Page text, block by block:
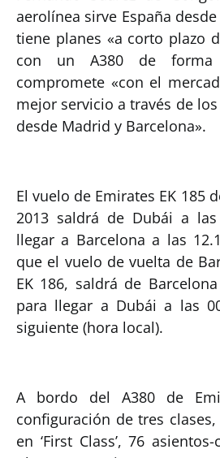
aerolínea sirve España
tiene planes «a corto plazo
con un A380 de forma
compromete «con el
mejor servicio a través de
desde Madrid y Barcelona».
El vuelo de Emirates EK 185
2013 saldrá de Dubái a
llegar a Barcelona a las
que el vuelo de vuelta de
EK 186, saldrá de
para llegar a Dubái a las
siguiente (hora local).
A bordo del A380 de
configuración de tres
en ‘First Class’, 76